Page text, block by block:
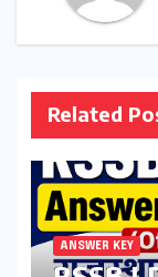
Related
ANSWER KEY